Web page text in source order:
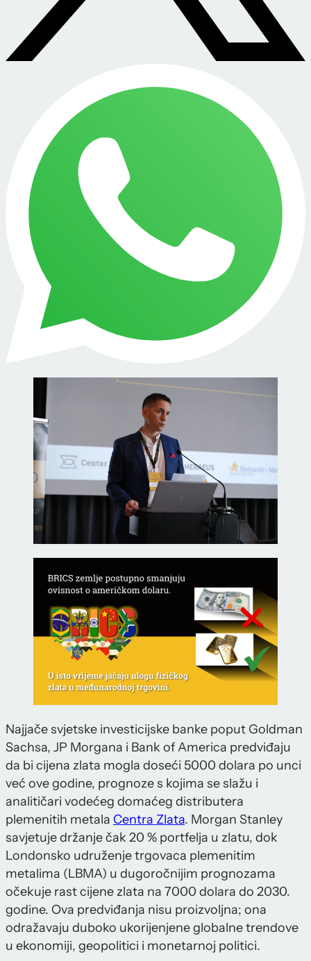
Najjače svjetske investicijske banke poput Goldman
Sachsa, JP Morgana i Bank of America predviđaju
da bi cijena zlata mogla doseći 5000 dolara po unci
već ove godine, prognoze s kojima se slažu i
analitičari vodećeg domaćeg distributera
plemenitih metala Centra Zlata. Morgan Stanley
savjetuje držanje čak 20 % portfelja u zlatu, dok
Londonsko udruženje trgovaca plemenitim
metalima (LBMA) u dugoročnijim prognozama
očekuje rast cijene zlata na 7000 dolara do 2030.
godine. Ova predviđanja nisu proizvoljna; ona
odražavaju duboko ukorijenjene globalne trendove
u ekonomiji, geopolitici i monetarnoj politici.